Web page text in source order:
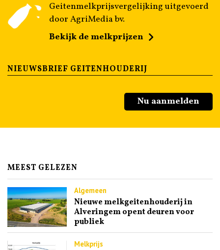
Geitenmelkprijsvergelijking uitgevoerd
door AgriMedia bv.
Bekijk de melkprijzen
NIEUWSBRIEF GEITENHOUDERIJ
Nu aanmelden
MEEST GELEZEN
Algemeen
Nieuwe melkgeitenhouderij in
Alveringem opent deuren voor
publiek
Melkprijs